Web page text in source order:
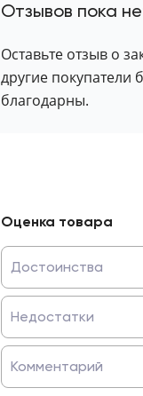
Отзывов пока
Оставьте отзыв о
другие покупатели
благодарны.
Оценка товара
Достоинства
Недостатки
Комментарий